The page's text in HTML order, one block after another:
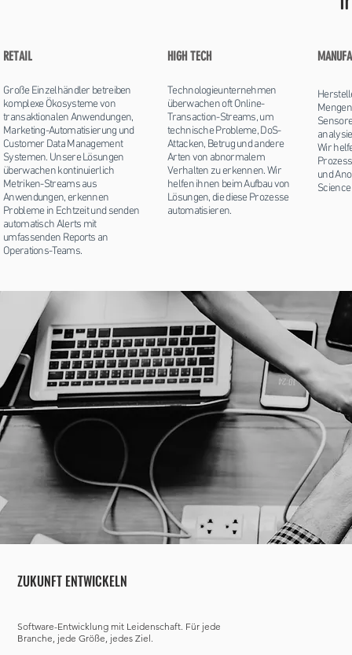
RETAIL
Große Einzelhändler betreiben
komplexe Ökosysteme von
transaktionalen Anwendungen,
Marketing-Automatisierung und
Customer Data Management
Systemen. Unsere Lösungen
überwachen kontinuierlich
Metriken-Streams aus
Anwendungen, erkennen
Probleme in Echtzeit und senden
automatisch Alerts mit
umfassenden Reports an
Operations-Teams.
HIGH TECH
Technologieunternehmen
überwachen oft Online-
Transaction-Streams, um
technische Probleme, DoS-
Attacken, Betrug und andere
Arten von abnormalem
Verhalten zu erkennen. Wir
helfen ihnen beim Aufbau von
Lösungen, die diese Prozesse
automatisieren.
Wir
und
ZUKUNFT ENTWICKELN
Software-Entwicklung mit Leidenschaft. Für jede
Branche, jede Größe, jedes Ziel.